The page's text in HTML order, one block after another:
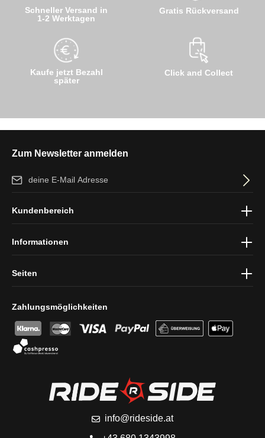
Schneller Versand in
1-2 Werktagen
Kaufe jetzt Bezahl
später
Gratis Rückversand
Click and Collect
Zum Newsletter anmelden
E-Mail-Adresse*
und dieAGBgelesen und bin mit ihnen einverstanden.
Zahlungsmöglichkeiten
info@rideside.at
Kundenbereich
Informationen
Seiten